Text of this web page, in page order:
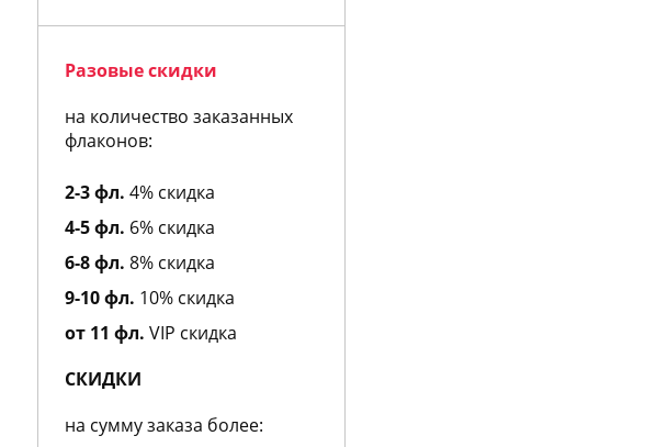
Ajmal
Al Hamatt
Al Jazeera
Alain Delon
Albert Nipon
Alberta Feretti
Alessandro Dell Acqua
Alexa Lixfeld
Alexander McQueen
Alexandre J
Alfred Dunhill
Alfred Sung
Alviero Martini
Alyson Oldoini
Amouage
Разовые скидки
на количество заказанных
флаконов:
2-3 фл. 4% скидка
4-5 фл. 6% скидка
6-8 фл. 8% скидка
9-10 фл. 10% скидка
от 11 фл. VIP скидка
СКИДКИ
на сумму заказа более: